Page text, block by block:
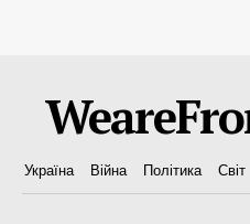
Україна Війна Політика Світ